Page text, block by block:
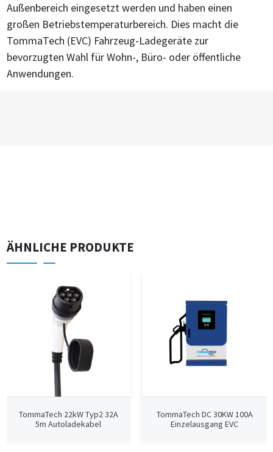
Außenbereich eingesetzt werden und haben einen
großen Betriebstemperaturbereich. Dies macht die
TommaTech (EVC) Fahrzeug-Ladegeräte zur
bevorzugten Wahl für Wohn-, Büro- oder öffentliche
Anwendungen.
ÄHNLICHE PRODUKTE
TommaTech 22kW Typ2 32A
5m Autoladekabel
TommaTech DC 30KW 100A
Einzelausgang EVC